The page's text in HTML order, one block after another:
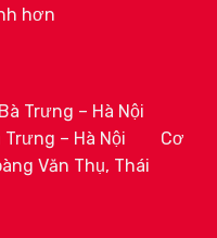
hơn
Trưng – Hà Nội
– Hà Nội
Cơ
Văn Thụ, Thái